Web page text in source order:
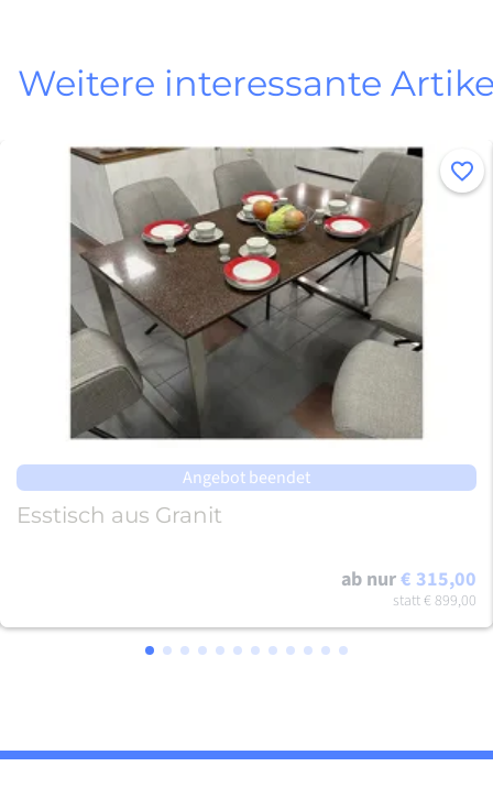
Weitere interessante
Angebot beendet
Esstisch aus Granit
ab nur€ 315,00
statt€ 899,00